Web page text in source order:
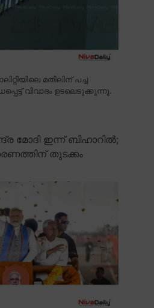
മതിലിന് പച്ച
വിവാദം ഉടലെടുക്കുന്നു.
മോദി ഇന്ന് ബിഹാറിൽ;
തുടക്കം